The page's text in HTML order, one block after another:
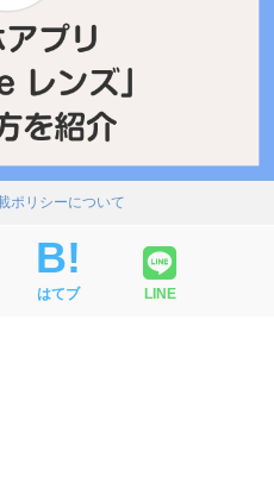
ポリシーについて
はてブ LINE